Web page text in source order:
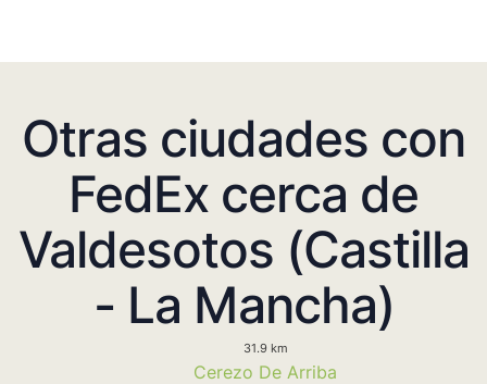
Otras ciudades con
FedEx cerca de
Valdesotos (Castilla
- La Mancha)
31.9 km
Cerezo De Arriba